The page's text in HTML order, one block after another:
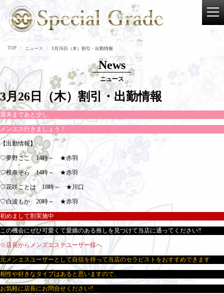
TOP ニュース 3月26日（木）割引・出勤情報
News
ニュース
3月26日（木）割引・出勤情報
週末まであと少し
メンエス行きましょう！
【出勤情報】
♡夢野ここ 14時～ ★赤羽
♡椎奈そら 14時～ ★赤羽
♡花咲ことは 18時～ ★川口
♡白波もか 20時～ ★赤羽
初めまして割実施中
この機会にぜひ可愛くて愛嬌のある推しを見つけて当店に通ってください‼
☆店長からメンズエステユーザー様へ
元メンエスユーザーとして自信を持って当店のセラピストをおすすめできます
相性や好きなタイプはあると思いますので、
お気軽に店長にお問合せください‼